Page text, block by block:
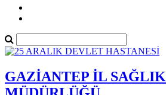
GAZİANTEP İL SAĞLIK